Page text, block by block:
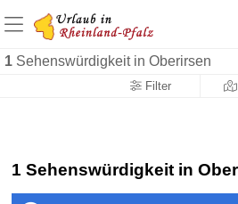
1 Sehenswürdigkeit in Oberirsen
Filter
+1.500 Unterkünfte in
+1.000 Sehenswürdigkeiten
1 Sehenswürdigkeit in